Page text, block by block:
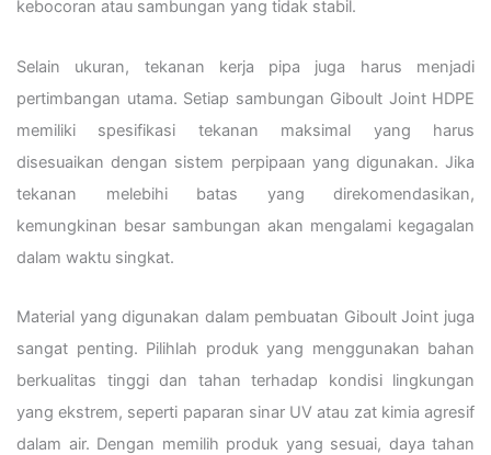
kebocoran atau sambungan yang tidak stabil.
Selain ukuran, tekanan kerja pipa juga harus menjadi
pertimbangan utama. Setiap sambungan Giboult Joint HDPE
memiliki spesifikasi tekanan maksimal yang harus
disesuaikan dengan sistem perpipaan yang digunakan. Jika
tekanan melebihi batas yang direkomendasikan,
kemungkinan besar sambungan akan mengalami kegagalan
dalam waktu singkat.
Material yang digunakan dalam pembuatan Giboult Joint juga
sangat penting. Pilihlah produk yang menggunakan bahan
berkualitas tinggi dan tahan terhadap kondisi lingkungan
yang ekstrem, seperti paparan sinar UV atau zat kimia agresif
dalam air. Dengan memilih produk yang sesuai, daya tahan